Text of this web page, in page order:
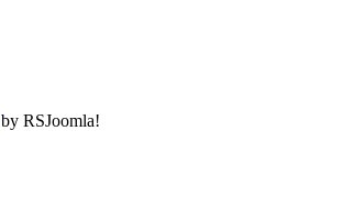
by RSJoomla!